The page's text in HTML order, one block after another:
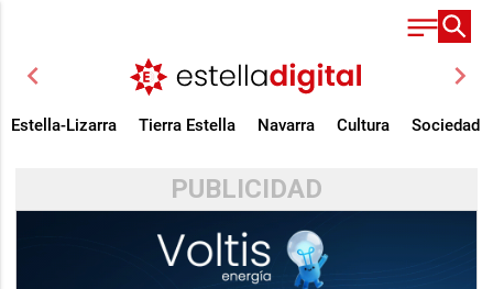
chevron_left chevron_right
Estella-Lizarra Tierra Estella Navarra Cultura Sociedad
PUBLICIDAD